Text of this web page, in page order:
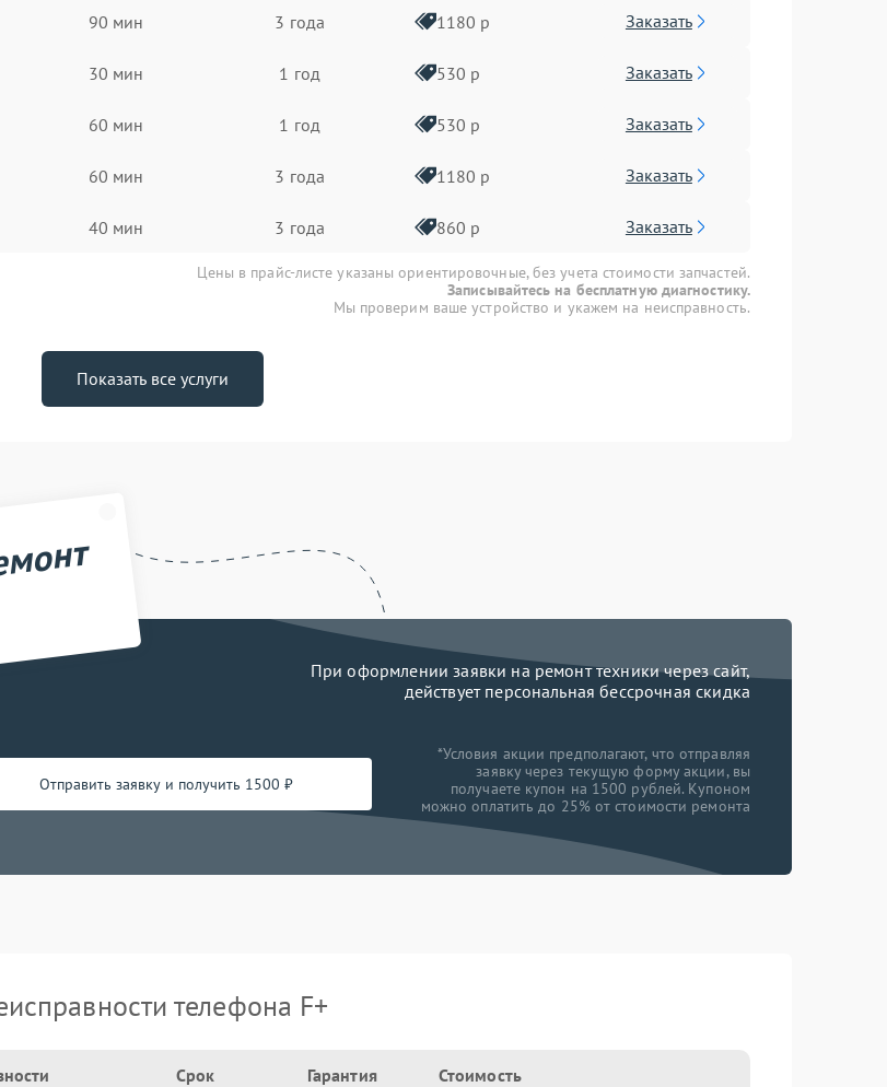
90 мин 3 года 1180 р Заказать
30 мин 1 год 530 р Заказать
60 мин 1 год 530 р Заказать
60 мин 3 года 1180 р Заказать
40 мин 3 года 860 р Заказать
Цены в прайс-листе указаны ориентировочные, без учета стоимости запчастей.
Записывайтесь на бесплатную диагностику.
Мы проверим ваше устройство и укажем на неисправность.
Показать все услуги
При оформлении заявки на ремонт техники через сайт,
действует персональная бессрочная скидка
Отправить заявку и получить 1500 ₽
*Условия акции предполагают, что отправляя
заявку через текущую форму акции, вы
получаете купон на 1500 рублей. Купоном
можно оплатить до 25% от стоимости ремонта
телефона F+
Срок Гарантия Стоимость